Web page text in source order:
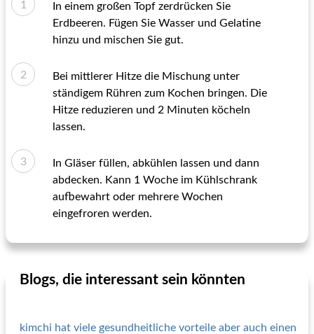
In einem großen Topf zerdrücken Sie
Erdbeeren. Fügen Sie Wasser und Gelatine
hinzu und mischen Sie gut.
Bei mittlerer Hitze die Mischung unter
ständigem Rühren zum Kochen bringen. Die
Hitze reduzieren und 2 Minuten köcheln
lassen.
In Gläser füllen, abkühlen lassen und dann
abdecken. Kann 1 Woche im Kühlschrank
aufbewahrt oder mehrere Wochen
eingefroren werden.
Blogs, die interessant sein könnten
kimchi hat viele gesundheitliche vorteile aber auch einen